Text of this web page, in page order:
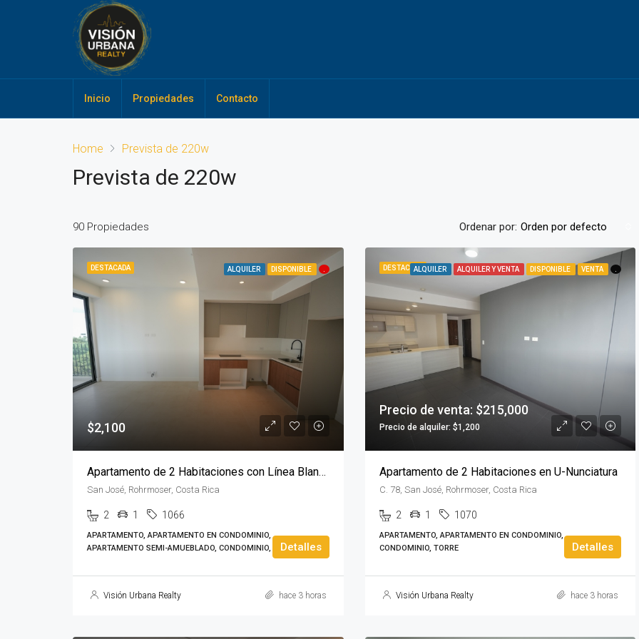
Inicio Propiedades Contacto
Home Prevista de 220w
Prevista de 220w
90 Propiedades Ordenar por: Orden por defecto
DESTACADA ALQUILER DISPONIBLE
$2,100
Apartamento de 2 Habitaciones con Línea Blanca en Parkwood
San José, Rohrmoser, Costa Rica
2 1 1066
APARTAMENTO, APARTAMENTO EN CONDOMINIO,
APARTAMENTO SEMI-AMUEBLADO, CONDOMINIO, TORREDetalles
Visión Urbana Realty hace 3 horas
DESTACADAALQUILER ALQUILER Y VENTA DISPONIBLE VENTA
Precio de venta: $215,000
Precio de alquiler: $1,200
Apartamento de 2 Habitaciones en U-Nunciatura
C. 78, San José, Rohrmoser, Costa Rica
2 1 1070
APARTAMENTO, APARTAMENTO EN CONDOMINIO,
CONDOMINIO, TORRE
Detalles
Visión Urbana Realty hace 3 horas
DISPONIBLE